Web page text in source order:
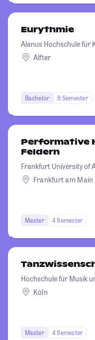
Eurythmie
Alanus Hochschule für
Alfter
Bachelor 8 Semester
Performative
Feldern
Frankfurt University of
Frankfurt am Main
Master 4 Semester
Hochschule für Musik
Köln
Master 4 Semester